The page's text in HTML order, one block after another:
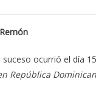
suceso ocurrió el día
República